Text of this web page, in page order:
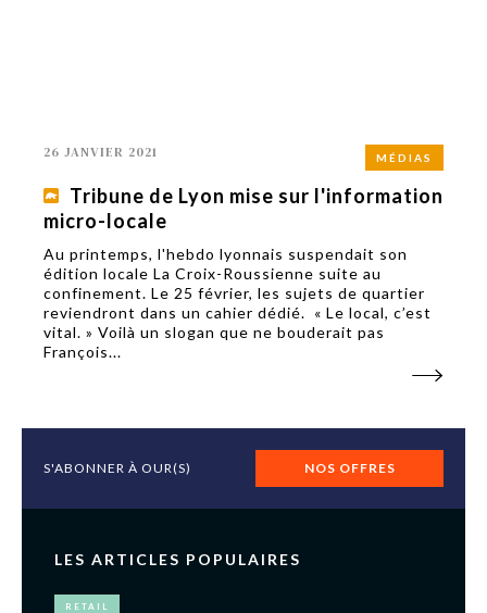
MÉDIAS
26 JANVIER 2021
Tribune de Lyon mise sur l'information
micro-locale
Au printemps, l'hebdo lyonnais suspendait son
édition locale La Croix-Roussienne suite au
confinement. Le 25 février, les sujets de quartier
reviendront dans un cahier dédié. « Le local, c’est
vital. » Voilà un slogan que ne bouderait pas
François...
S'ABONNER À OUR(S) NOS OFFRES
LES ARTICLES POPULAIRES
RETAIL